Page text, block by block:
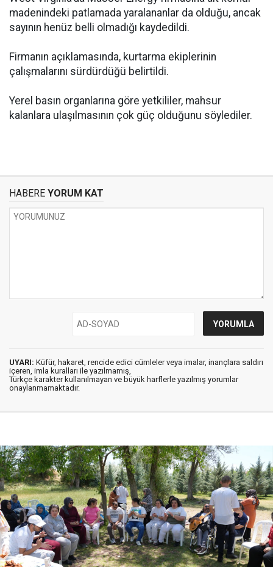
madenindeki patlamada yaralananlar da olduğu, ancak
sayının henüz belli olmadığı kaydedildi.
Firmanın açıklamasında, kurtarma ekiplerinin
çalışmalarını sürdürdüğü belirtildi.
Yerel basın organlarına göre yetkililer, mahsur
kalanlara ulaşılmasının çok güç olduğunu söylediler.
HABERE YORUM KAT
UYARI: Küfür, hakaret, rencide edici cümleler veya imalar, inançlara saldırı
içeren, imla kuralları ile yazılmamış,
Türkçe karakter kullanılmayan ve büyük harflerle yazılmış yorumlar
onaylanmamaktadır.